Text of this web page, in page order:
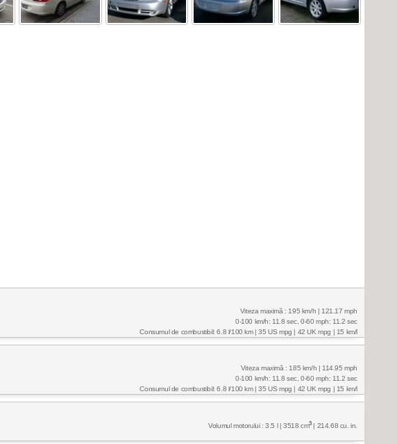
Viteza maximă : 195 km/h | 121.17 mph
0-100 km/h: 11.8 sec, 0-60 mph: 11.2 sec
Consumul de combustibil: 6.8 l/100 km | 35 US mpg | 42 UK mpg | 15 km/l
Viteza maximă : 185 km/h | 114.95 mph
0-100 km/h: 11.8 sec, 0-60 mph: 11.2 sec
Consumul de combustibil: 6.8 l/100 km | 35 US mpg | 42 UK mpg | 15 km/l
Volumul motorului : 3.5 l | 3518 cm3| 214.68 cu. in.